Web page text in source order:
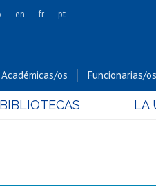
y Conservación
Cs. Sociales
en fr pt
Académicas/os Funcionarias/os
BIBLIOTECAS LA